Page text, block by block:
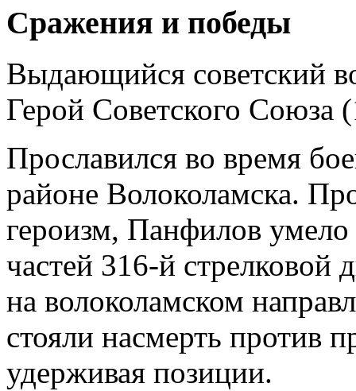
Сражения и победы
Выдающийся советский
Герой Советского Союза
Прославился во время
районе Волоколамска.
героизм, Панфилов умело
частей 316-й стрелковой
на волоколамском
стояли насмерть против
удерживая позиции.